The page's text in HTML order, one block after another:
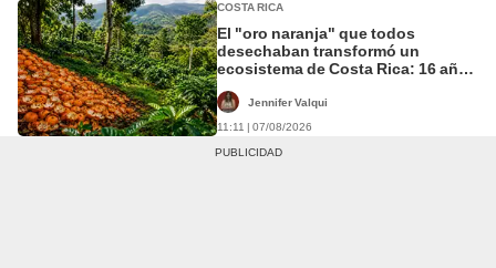
COSTA RICA
El "oro naranja" que todos
desechaban transformó un
ecosistema de Costa Rica: 16 años
palabras a los científicos
Jennifer Valqui
11:11 | 07/08/2026